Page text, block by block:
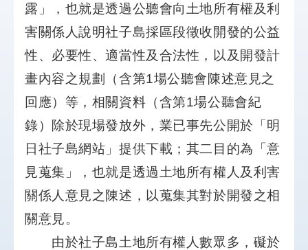
網
站
覽
首
頁
露」，也就是透過公聽會向土地所有權及利
害關係人說明社子島採區段徵收開發的公益
性、必要性、適當性及合法性，以及開發計
畫內容之規劃（含第1場公聽會陳述意見之
回應）等，相關資料（含第1場公聽會紀
錄）除於現場發放外，業已事先公開於「明
日社子島網站」提供下載；其二目的為「意
見蒐集」，也就是透過土地所有權人及利害
關係人意見之陳述，以蒐集其對於開發之相
關意見。
由於社子島土地所有權人數眾多，礙於